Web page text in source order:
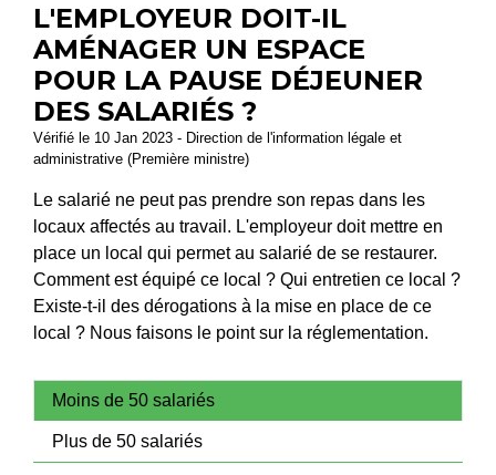
L'EMPLOYEUR DOIT-IL
AMÉNAGER UN ESPACE
POUR LA PAUSE DÉJEUNER
DES SALARIÉS ?
Vérifié le 10 Jan 2023 - Direction de l'information légale et
administrative (Première ministre)
Le salarié ne peut pas prendre son repas dans les
locaux affectés au travail. L'employeur doit mettre en
place un local qui permet au salarié de se restaurer.
Comment est équipé ce local ? Qui entretien ce local ?
Existe-t-il des dérogations à la mise en place de ce
local ? Nous faisons le point sur la réglementation.
Moins de 50 salariés
Plus de 50 salariés